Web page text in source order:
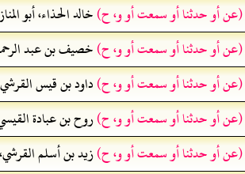
(عن أو حدثنا أو سمعت أو و، ح)خالد الحذاء، أبو
(عن أو حدثنا أو سمعت أو و، ح)خصيف بن عبد
(عن أو حدثنا أو سمعت أو و، ح)داود بن قيس
(عن أو حدثنا أو سمعت أو و، ح)روح بن عبادة
(عن أو حدثنا أو سمعت أو و، ح)زيد بن أسلم